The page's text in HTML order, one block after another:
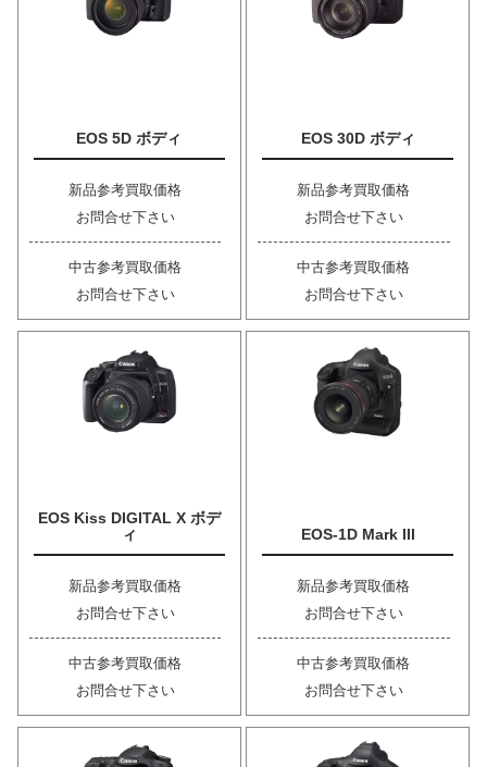
EOS 5D ボディ
新品参考買取価格
お問合せ下さい
中古参考買取価格
お問合せ下さい
EOS 30D ボディ
新品参考買取価格
お問合せ下さい
中古参考買取価格
お問合せ下さい
EOS Kiss DIGITAL X ボデ
ィ
新品参考買取価格
お問合せ下さい
中古参考買取価格
お問合せ下さい
EOS-1D Mark III
新品参考買取価格
お問合せ下さい
中古参考買取価格
お問合せ下さい